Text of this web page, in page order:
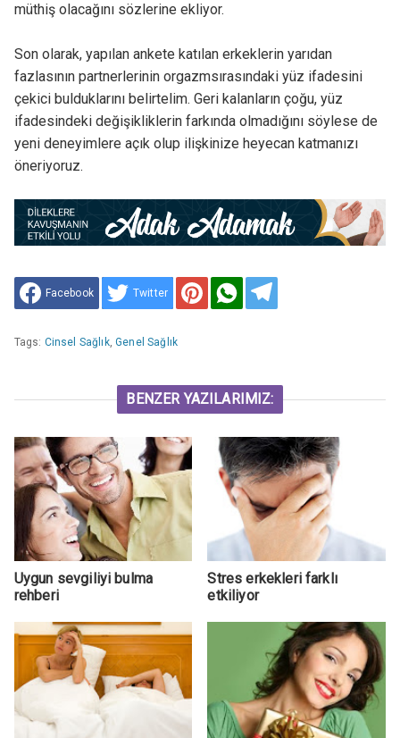
müthiş olacağını sözlerine ekliyor.
Son olarak, yapılan ankete katılan erkeklerin yarıdan
fazlasının partnerlerinin orgazmsırasındaki yüz ifadesini
çekici bulduklarını belirtelim. Geri kalanların çoğu, yüz
ifadesindeki değişikliklerin farkında olmadığını söylese de
yeni deneyimlere açık olup ilişkinize heyecan katmanızı
öneriyoruz.
Facebook Twitter
Tags: Cinsel Sağlık,Genel Sağlık
BENZER YAZILARIMIZ:
Uygun sevgiliyi bulma
rehberi
Stres erkekleri farklı
etkiliyor